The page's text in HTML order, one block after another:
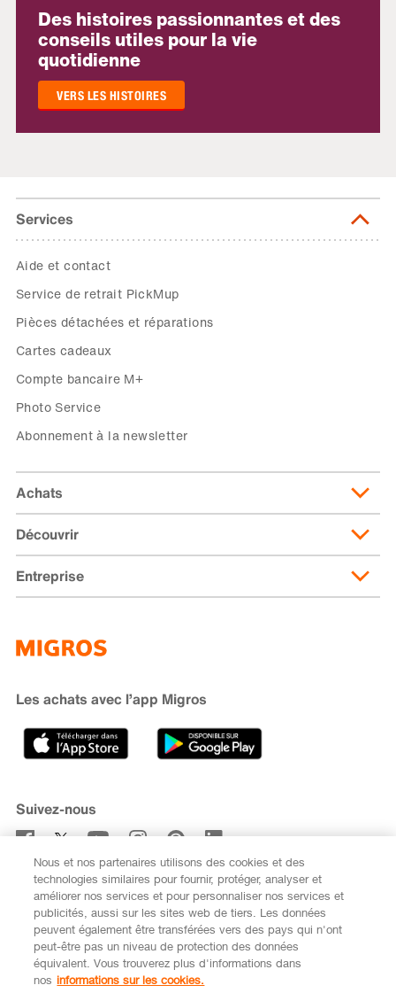
Des histoires passionnantes et des
conseils utiles pour la vie
quotidienne
VERS LES HISTOIRES
Services
Aide et contact
Service de retrait PickMup
Pièces détachées et réparations
Cartes cadeaux
Compte bancaire M+
Photo Service
Abonnement à la newsletter
Achats
Livraison et frais de livraison
Abonnement de livraison
Moyens de paiement
Cumulus
Recherche de magasin
Découvrir
Migusto
iMpuls
Banque Migros
Entreprise
Développement durable
Carrière
Sponsoring
Médias
Code de conduite et signalement
Les achats avec l’app Migros
Suivez-nous
S’abonner à la newsletter
FR
Nous et nos partenaires utilisons des cookies et des
technologies similaires pour fournir, protéger, analyser et
améliorer nos services et pour personnaliser nos services et
publicités, aussi sur les sites web de tiers. Les données
peuvent également être transférées vers des pays qui n'ont
peut-être pas un niveau de protection des données
équivalent. Vous trouverez plus d'informations dans
nos informations sur les cookies.